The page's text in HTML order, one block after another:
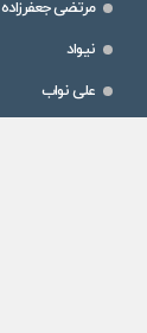
مرتضی جعفرزاده
نیواد
علی نواب